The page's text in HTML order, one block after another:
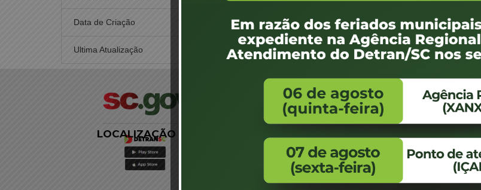
Data de Criação 19 de março de 2018
Ultima Atualização 19 de março de 2018
FALE CONOSCO
WhatsApp:
(48) 3664-1800
E-mail:
centraldeinformacoes@detran.sc.gov.br
Endereço:
Av.
- 480
Bairro:
LOCALIZAÇÃO